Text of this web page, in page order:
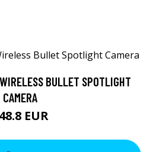
BULLET SPOTLIGHT
CAMERA
EUR